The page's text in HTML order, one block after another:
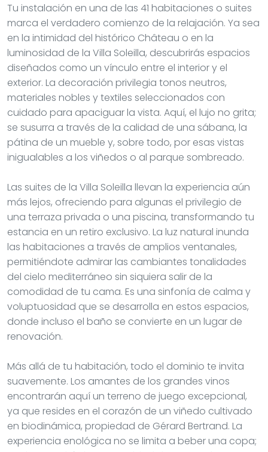
Tu instalación en una de las 41 habitaciones o suites
marca el verdadero comienzo de la relajación. Ya sea
en la intimidad del histórico Château o en la
luminosidad de la Villa Soleilla, descubrirás espacios
diseñados como un vínculo entre el interior y el
exterior. La decoración privilegia tonos neutros,
materiales nobles y textiles seleccionados con
cuidado para apaciguar la vista. Aquí, el lujo no grita;
se susurra a través de la calidad de una sábana, la
pátina de un mueble y, sobre todo, por esas vistas
inigualables a los viñedos o al parque sombreado.
Las suites de la Villa Soleilla llevan la experiencia aún
más lejos, ofreciendo para algunas el privilegio de
una terraza privada o una piscina, transformando tu
estancia en un retiro exclusivo. La luz natural inunda
las habitaciones a través de amplios ventanales,
permitiéndote admirar las cambiantes tonalidades
del cielo mediterráneo sin siquiera salir de la
comodidad de tu cama. Es una sinfonía de calma y
voluptuosidad que se desarrolla en estos espacios,
donde incluso el baño se convierte en un lugar de
renovación.
Más allá de tu habitación, todo el dominio te invita
suavemente. Los amantes de los grandes vinos
encontrarán aquí un terreno de juego excepcional,
ya que resides en el corazón de un viñedo cultivado
en biodinámica, propiedad de Gérard Bertrand. La
experiencia enológica no se limita a beber una copa;